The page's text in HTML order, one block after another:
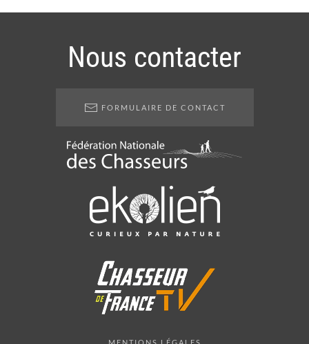
Nous contacter
FORMULAIRE DE CONTACT